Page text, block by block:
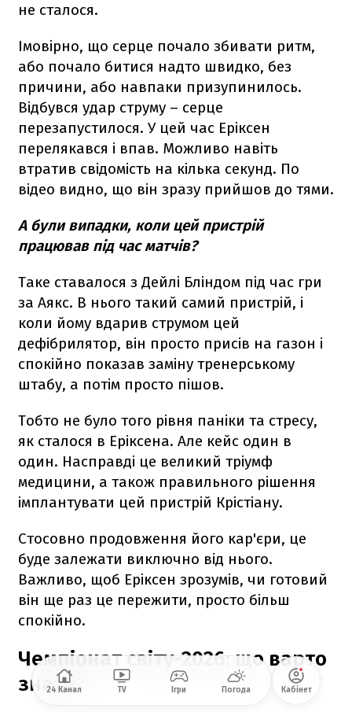
не сталося.
Імовірно, що серце почало збивати ритм,
або почало битися надто швидко, без
причини, або навпаки призупинилось.
Відбувся удар струму – серце
перезапустилося. У цей час Еріксен
перелякався і впав. Можливо навіть
втратив свідомість на кілька секунд. По
відео видно, що він зразу прийшов до тями.
А були випадки, коли цей пристрій
працював під час матчів?
Таке ставалося з Дейлі Бліндом під час гри
за Аякс. В нього такий самий пристрій, і
коли йому вдарив струмом цей
дефібрилятор, він просто присів на газон і
спокійно показав заміну тренерському
штабу, а потім просто пішов.
Тобто не було того рівня паніки та стресу,
як сталося в Еріксена. Але кейс один в
один. Насправді це великий тріумф
медицини, а також правильного рішення
імплантувати цей пристрій Крістіану.
Стосовно продовження його кар'єри, це
буде залежати виключно від нього.
Важливо, щоб Еріксен зрозумів, чи готовий
він ще раз це пережити, просто більш
спокійно.
Чемпіонат світу-2026: що варто
знати?
24 Канал TV Ігри Погода Кабінет